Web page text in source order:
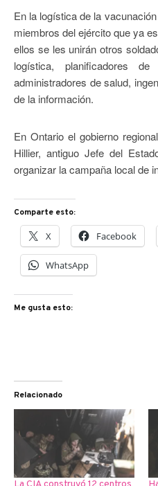
En la logística de la
miembros del ejército que ya
ellos se les unirán otros
logística, planificadores de
administradores de salud,
de la información.
En Ontario el gobierno
Hillier, antiguo Jefe del
organizar la campaña local de
Comparte esto:
X Facebook
WhatsApp
Me gusta esto:
Relacionado